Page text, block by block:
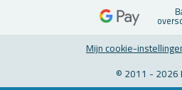
Mijn coo­kie-
© 2011 - 2026